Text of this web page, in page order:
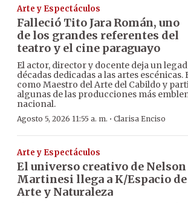
Arte y Espectáculos
Falleció Tito Jara Román, uno
de los grandes referentes del
teatro y el cine paraguayo
El actor, director y docente deja un
décadas dedicadas a las artes
como Maestro del Arte del Cabildo y
algunas de las producciones más
nacional.
Agosto 5, 2026 11:55 a. m. · Clarisa Enciso
Arte y Espectáculos
El universo creativo de Nelson
Martinesi llega a K/Espacio de
Arte y Naturaleza